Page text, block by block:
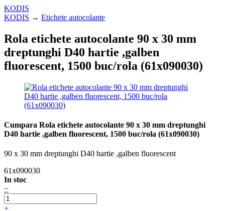
KODIS
KODIS → Etichete autocolante
Rola etichete autocolante 90 x 30 mm
dreptunghi D40 hartie ,galben
fluorescent, 1500 buc/rola (61x090030)
Cumpara Rola etichete autocolante 90 x 30 mm dreptunghi
D40 hartie ,galben fluorescent, 1500 buc/rola (61x090030)
90 x 30 mm dreptunghi D40 hartie ,galben fluorescent
61x090030
In stoc
−
+